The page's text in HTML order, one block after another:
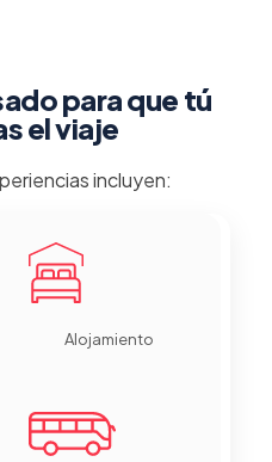
para que tú
el viaje
incluyen:
Alojamiento